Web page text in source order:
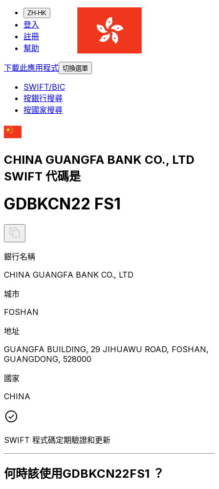
ZH-HK
登入
註冊
幫助
下載此應用程式 切換選單
SWIFT/BIC
按銀行搜尋
按國家搜尋
CHINA GUANGFA BANK CO., LTD
SWIFT 代碼是
GDBKCN22 FS1
銀行名稱
CHINA GUANGFA BANK CO., LTD
城市
FOSHAN
地址
GUANGFA BUILDING, 29 JIHUAWU ROAD, FOSHAN,
GUANGDONG, 528000
國家
CHINA
SWIFT 程式碼定期驗證和更新
何時該使用GDBKCN22FS1 ？